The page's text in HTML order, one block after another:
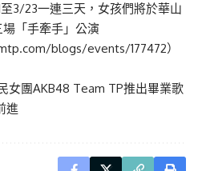
3/23一連三天，女孩們將於華山
場「手牽手」公演
blogs/events/177472）
女團AKB48 Team TP推出畢業歌
進